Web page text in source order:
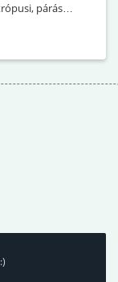
párás
között
és rejtőzködő